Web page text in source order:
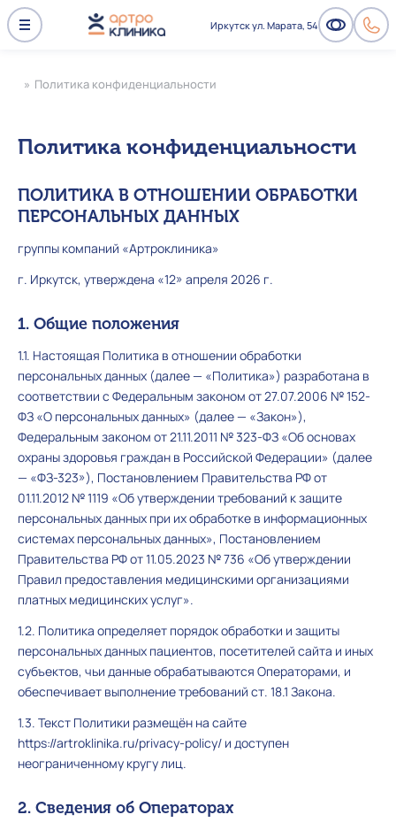
Иркутск ул. Марата, 54
» Политика конфиденциальности
Политика конфиденциальности
ПОЛИТИКА В ОТНОШЕНИИ ОБРАБОТКИ
ПЕРСОНАЛЬНЫХ ДАННЫХ
группы компаний «Артроклиника»
г. Иркутск, утверждена «12» апреля 2026 г.
1. Общие положения
1.1. Настоящая Политика в отношении обработки
персональных данных (далее — «Политика») разработана в
соответствии с Федеральным законом от 27.07.2006 № 152-
ФЗ «О персональных данных» (далее — «Закон»),
Федеральным законом от 21.11.2011 № 323-ФЗ «Об основах
охраны здоровья граждан в Российской Федерации» (далее
— «ФЗ-323»), Постановлением Правительства РФ от
01.11.2012 № 1119 «Об утверждении требований к защите
персональных данных при их обработке в информационных
системах персональных данных», Постановлением
Правительства РФ от 11.05.2023 № 736 «Об утверждении
Правил предоставления медицинскими организациями
платных медицинских услуг».
1.2. Политика определяет порядок обработки и защиты
персональных данных пациентов, посетителей сайта и иных
субъектов, чьи данные обрабатываются Операторами, и
обеспечивает выполнение требований ст. 18.1 Закона.
1.3. Текст Политики размещён на сайте
https://artroklinika.ru/privacy-policy/ и доступен
неограниченному кругу лиц.
2. Сведения об Операторах